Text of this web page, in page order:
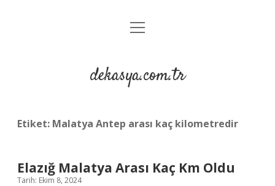
Anasayfa
Yasal Uyarı
menüyü
dekasya.com.tr
Etiket: Malatya Antep arası kaç kilometredir
Elazığ Malatya Arası Kaç Km Oldu
Tarih: Ekim 8, 2024